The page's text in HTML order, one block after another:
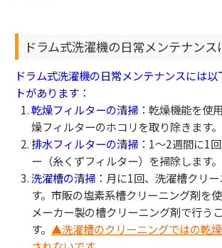
ドラム式洗濯機の日常メンテナンス
ドラム式洗濯機の日常メンテナンスには
トがあります：
乾燥フィルターの清掃：乾燥機能を使
燥フィルターのホコリを取り除きます。
排水フィルターの清掃： 1〜2週間に1
ー（糸くずフィルター）を掃除します。
洗濯槽の清掃： 月に1回、洗濯槽クリ
す。市販の塩素系槽クリーニング剤を
メーカー製の槽クリーニング剤で行う
す。▲洗濯槽のクリーニングではの乾